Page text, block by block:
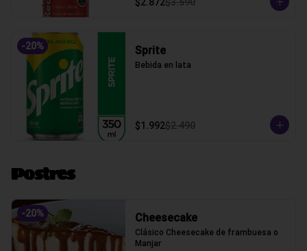
-20% Sprite
Bebida en lata
$1.992$2.490
Postres
-20% Cheesecake
Clásico Cheesecake de frambuesa o
Manjar